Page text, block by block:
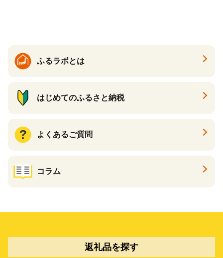
ふるラボとは
はじめてのふるさと納税
よくあるご質問
コラム
返礼品を探す